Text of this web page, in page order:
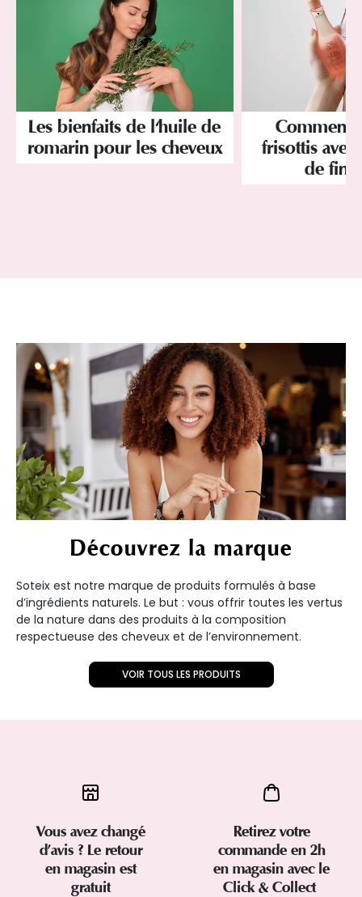
Les bienfaits de l'huile de
romarin pour les cheveux
Comment
frisottis avec
de
Découvrez la marque
Soteix est notre marque de produits formulés à base
d’ingrédients naturels. Le but : vous offrir toutes les vertus
de la nature dans des produits à la composition
respectueuse des cheveux et de l’environnement.
VOIR TOUS LES PRODUITS
Vous avez changé
d’avis ? Le retour
en magasin est
gratuit
Retirez votre
commande en 2h
en magasin avec le
Click & Collect